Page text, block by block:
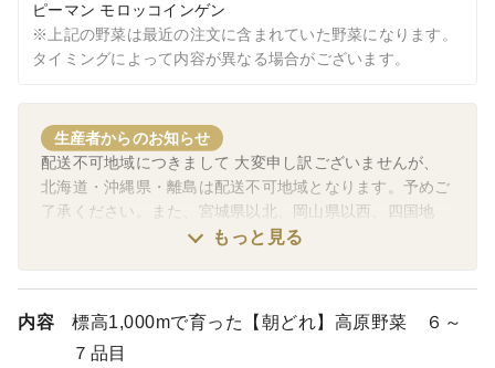
ピーマン モロッコインゲン
※上記の野菜は最近の注文に含まれていた野菜になります。
タイミングによって内容が異なる場合がございます。
生産者からのお知らせ
配送不可地域につきまして 大変申し訳ございませんが、
北海道・沖縄県・離島は配送不可地域となります。予めご
了承ください。また、宮城県以北、岡山県以西、四国地
方、九州地方へのお届けは発送日から翌々日以降のお届け
のメールを送らせていただきます。お客様からの確認が取
れてから、注文を確定させていただきますので、よろしく
お願いいたします。
もっと見る
内容
標高1,000mで育った【朝どれ】高原野菜 ６～
７品目